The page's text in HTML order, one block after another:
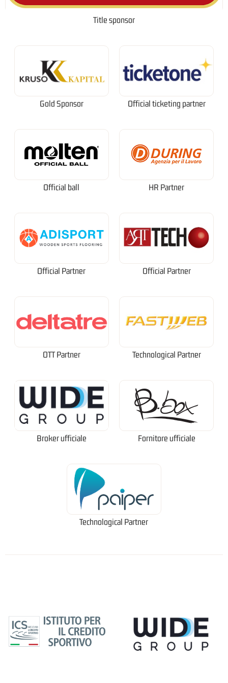
Title sponsor
Gold Sponsor Official ticketing partner
Official ball HR Partner
Official Partner Official Partner
OTT Partner Technological Partner
Broker ufficiale Fornitore ufficiale
Technological Partner